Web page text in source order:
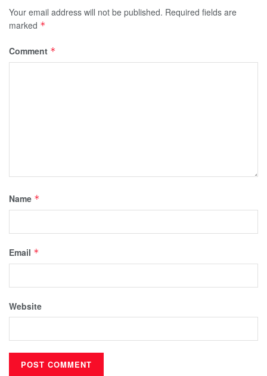
Your email address will not be published. Required fields are
marked *
Comment *
Name *
Email *
Website